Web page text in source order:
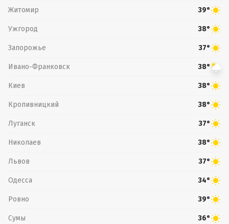
Житомир 39°
Ужгород 38°
Запорожье 37°
Ивано-Франковск 38°
Киев 38°
Кропивницкий 38°
Луганск 37°
Николаев 38°
Львов 37°
Одесса 34°
Ровно 39°
Сумы 36°